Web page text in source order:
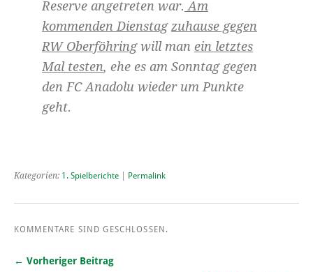
Reserve angetreten war. Am
kommenden Dienstag zuhause gegen
RW Oberföhringwill man ein letztes
Mal testen, ehe es am Sonntag gegen
den FC Anadolu wieder um Punkte
geht.
Kategorien: 1. Spielberichte Permalink
KOMMENTARE SIND GESCHLOSSEN.
← Vorheriger Beitrag